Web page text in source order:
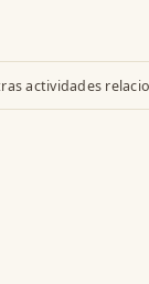
actividades